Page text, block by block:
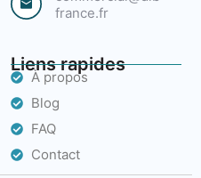
france.fr
Liens rapides
À propos
Blog
FAQ
Contact